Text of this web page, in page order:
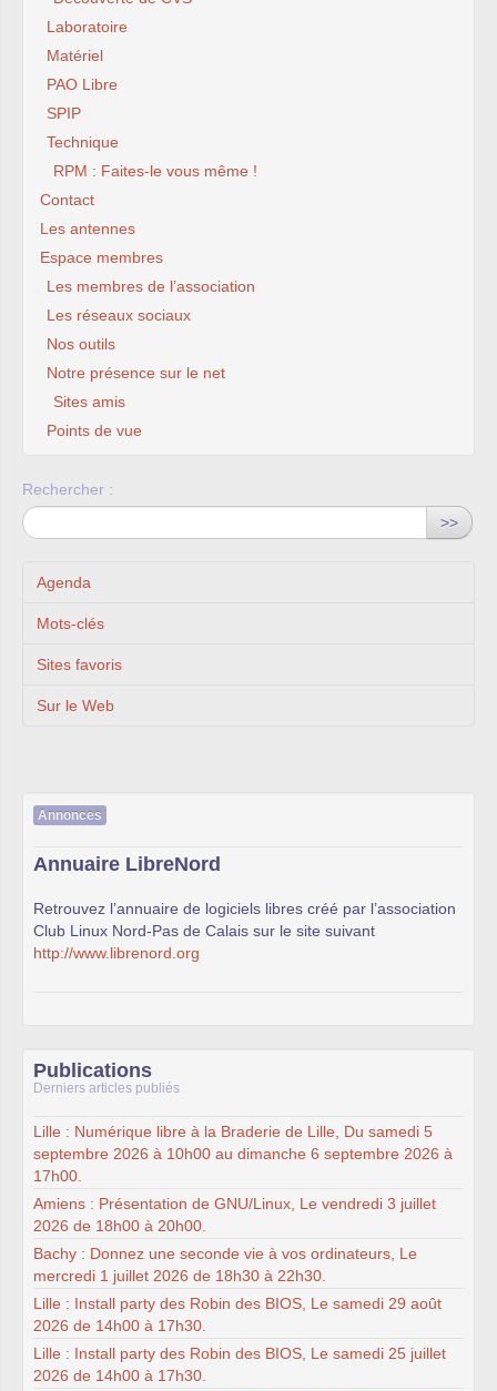
Laboratoire
Matériel
PAO Libre
SPIP
Technique
RPM : Faites-le vous même !
Contact
Les antennes
Espace membres
Les membres de l’association
Les réseaux sociaux
Nos outils
Notre présence sur le net
Sites amis
Points de vue
Rechercher :
>>
Agenda
Mots-clés
Sites favoris
Sur le Web
Annonces
Annuaire LibreNord
Retrouvez l’annuaire de logiciels libres créé par l’association
Club Linux Nord-Pas de Calais sur le site suivant
http://www.librenord.org
Publications
Derniers articles publiés
Lille : Numérique libre à la Braderie de Lille, Du samedi 5
septembre 2026 à 10h00 au dimanche 6 septembre 2026 à
17h00.
Amiens : Présentation de GNU/Linux, Le vendredi 3 juillet
2026 de 18h00 à 20h00.
Bachy : Donnez une seconde vie à vos ordinateurs, Le
mercredi 1 juillet 2026 de 18h30 à 22h30.
Lille : Install party des Robin des BIOS, Le samedi 29 août
2026 de 14h00 à 17h30.
Lille : Install party des Robin des BIOS, Le samedi 25 juillet
2026 de 14h00 à 17h30.